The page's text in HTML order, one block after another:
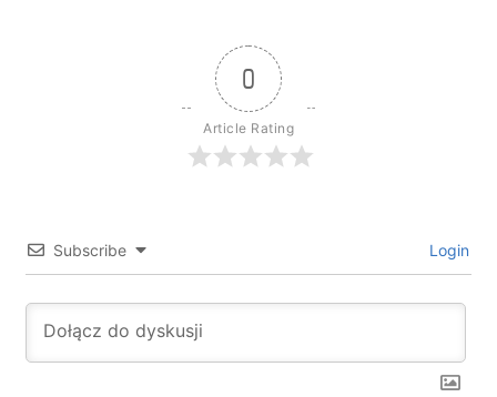
0
Article Rating
Subscribe Login